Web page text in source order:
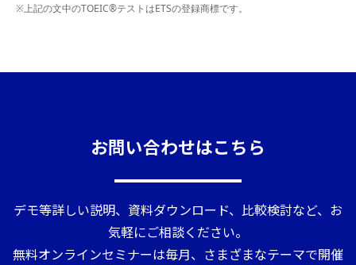
※上記の文中のTOEIC®テストはETSの登録商標です。
お問い合わせはこちら
デモ等詳しい説明、資料ダウンロード、比較検討など、お
気軽にご相談ください。
無料オンラインセミナーは毎月、さまざまなテーマで開催